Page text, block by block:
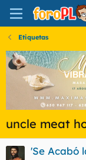
Etiquetas
uncle meat
'Se Acabó